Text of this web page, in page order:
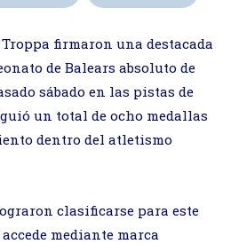
firmaron una destacada
de Balears absoluto de
sábado en las pistas de
un total de ocho medallas
dentro del atletismo
clasificarse para este
mediante marca